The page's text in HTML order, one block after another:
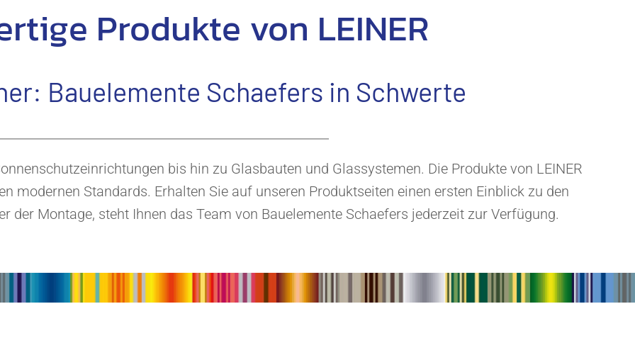
Produkte von LEINER
Bauelemente Schaefers in Schwerte
bis hin zu Glasbauten und Glassystemen. Die Produkte von LEINER
modernen Standards. Erhalten Sie auf unseren Produktseiten einen ersten Einblick zu den
der Montage, steht Ihnen das Team von Bauelemente Schaefers jederzeit zur Verfügung.